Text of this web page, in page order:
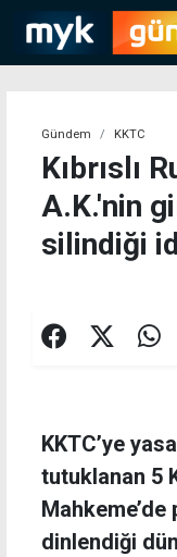
Gündem KKTC
Kıbrıslı
A.K.'nin
silindiği
KKTC’ye
tutuklanan 5
dinlendiği